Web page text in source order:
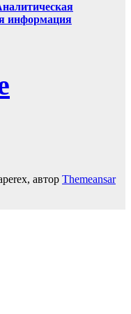
информация
автор Themeansar